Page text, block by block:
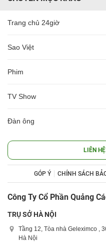
Trang chủ 24giờ
Sao Việt
Phim
TV Show
Đàn ông
LIÊN
GÓP Ý CHÍNH SÁCH
Công Ty Cổ Phần Quảng
TRỤ SỞ HÀ NỘI
Tầng 12, Tòa nhà Geleximco ,
Hà Nội